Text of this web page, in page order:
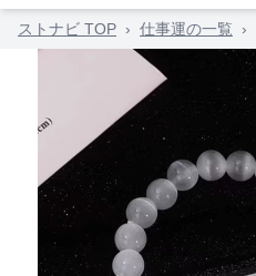
ストナビ TOP › 仕事運の一覧 ›